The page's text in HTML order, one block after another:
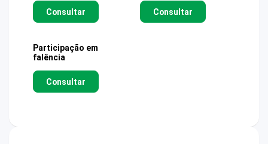
Consultar Consultar
Participação em
falência
Consultar